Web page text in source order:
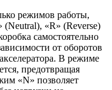
режимов работы,
(Neutral), «R» (Reverse)
самостоятельно
от оборотов
В режиме
предотвращая
«N» позволяет